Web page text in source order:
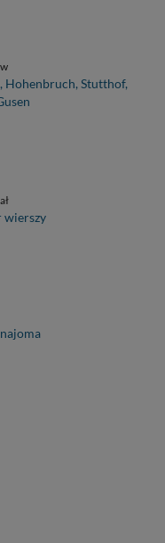
Hohenbruch, Stutthof,
wierszy